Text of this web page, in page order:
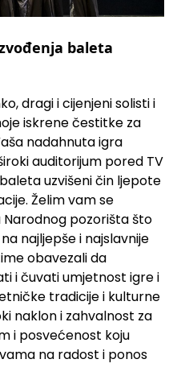
baleta
dragi i cijenjeni solisti i
iskrene čestitke za
nadahnuta igra
auditorijum pored TV
uzvišeni čin ljepote
Želim vam se
pozorišta što
najljepše i najslavnije
obavezali da
i čuvati umjetnost igre i
tradicije i kulturne
naklon i zahvalnost za
i posvećenost koju
na radost i ponos